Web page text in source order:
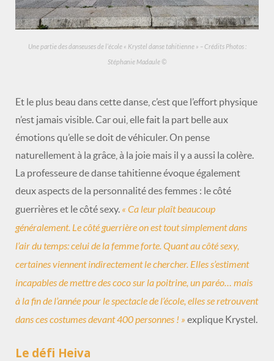
Une partie des danseuses de l’école « Krystel danse tahitienne » – Crédits Photos :
Stéphanie Madaule ©
Et le plus beau dans cette danse, c’est que l’effort physique
n’est jamais visible. Car oui, elle fait la part belle aux
émotions qu’elle se doit de véhiculer. On pense
naturellement à la grâce, à la joie mais il y a aussi la colère.
La professeure de danse tahitienne évoque également
deux aspects de la personnalité des femmes : le côté
guerrières et le côté sexy. « Ca leur plaît beaucoup
généralement. Le côté guerrière on est tout simplement dans
l’air du temps: celui de la femme forte. Quant au côté sexy,
certaines viennent indirectement le chercher. Elles s’estiment
incapables de mettre des coco sur la poitrine, un paréo… mais
à la fin de l’année pour le spectacle de l’école, elles se retrouvent
dans ces costumes devant 400 personnes ! » explique Krystel.
Le défi Heiva